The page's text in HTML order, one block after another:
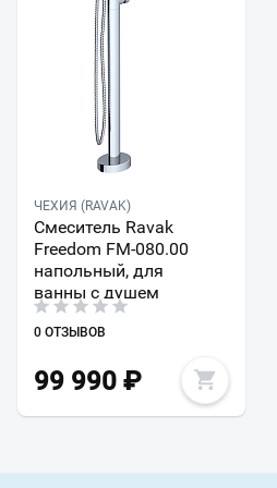
ЧЕХИЯ (RAVAK)
Смеситель Ravak
Freedom FM-080.00
напольный, для
ванны с душем
0 ОТЗЫВОВ
99 990 ₽